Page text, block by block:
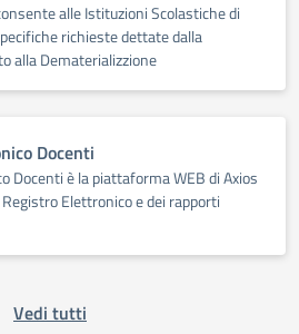
alle Istituzioni Scolastiche di
richieste dettate dalla
alla Dematerializzione
Docenti
Docenti è la piattaforma WEB di Axios
Elettronico e dei rapporti
Vedi tutti